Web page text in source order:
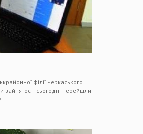
філії Черкаського
зайнятості сьогодні перейшли